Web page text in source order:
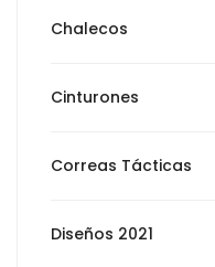
Chalecos
Cinturones
Correas Tácticas
Diseños 2021